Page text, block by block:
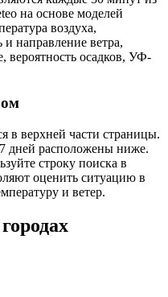
на основе моделей
воздуха,
направление ветра,
вероятность осадков, УФ-
в верхней части страницы.
дней расположены ниже.
строку поиска в
оценить ситуацию в
и ветер.